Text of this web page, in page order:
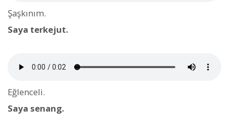
Şaşkınım.
Saya terkejut.
Eğlenceli.
Saya senang.